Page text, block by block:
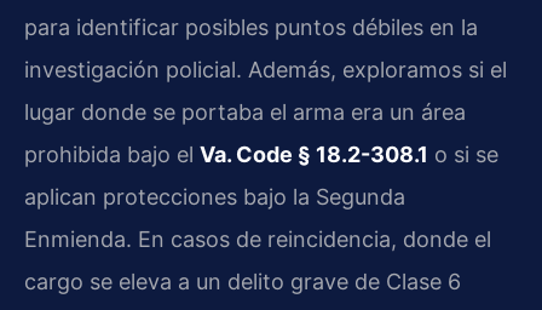
para identificar posibles puntos débiles en la
investigación policial. Además, exploramos si el
lugar donde se portaba el arma era un área
prohibida bajo el Va. Code § 18.2-308.1 o si se
aplican protecciones bajo la Segunda
Enmienda. En casos de reincidencia, donde el
cargo se eleva a un delito grave de Clase 6